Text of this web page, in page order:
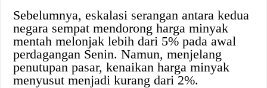
Sebelumnya, eskalasi serangan antara kedua
negara sempat mendorong harga minyak
mentah melonjak lebih dari 5% pada awal
perdagangan Senin. Namun, menjelang
penutupan pasar, kenaikan harga minyak
menyusut menjadi kurang dari 2%.